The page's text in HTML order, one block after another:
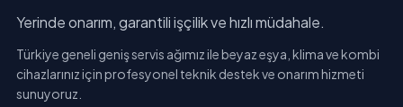
Yerinde onarım, garantili işçilik ve hızlı müdahale.
Türkiye geneli geniş servis ağımız ile beyaz eşya, klima ve kombi
cihazlarınız için profesyonel teknik destek ve onarım hizmeti
sunuyoruz.